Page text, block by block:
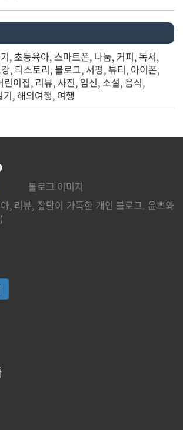
초등육아 스마트폰 나눔 커피 독서
티스토리 블로그 서평 뷰티 아이폰
린이집 리뷰 사진 임신 소설 음식
기 해외여행 여행
, 리뷰, 잡담이 가득한 개인 블로그. 윤뽀와